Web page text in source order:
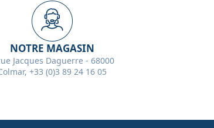
NOTRE MAGASIN
Jacques Daguerre - 68000
+33 (0)3 89 24 16 05